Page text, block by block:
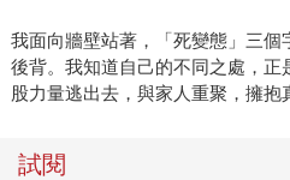
我面向牆壁站著，「死變態」三個
後背。我知道自己的不同之處，正
股力量逃出去，與家人重聚，擁抱
試閱